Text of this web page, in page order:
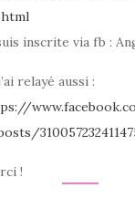
inscrite via fb :
relayé aussi :
!